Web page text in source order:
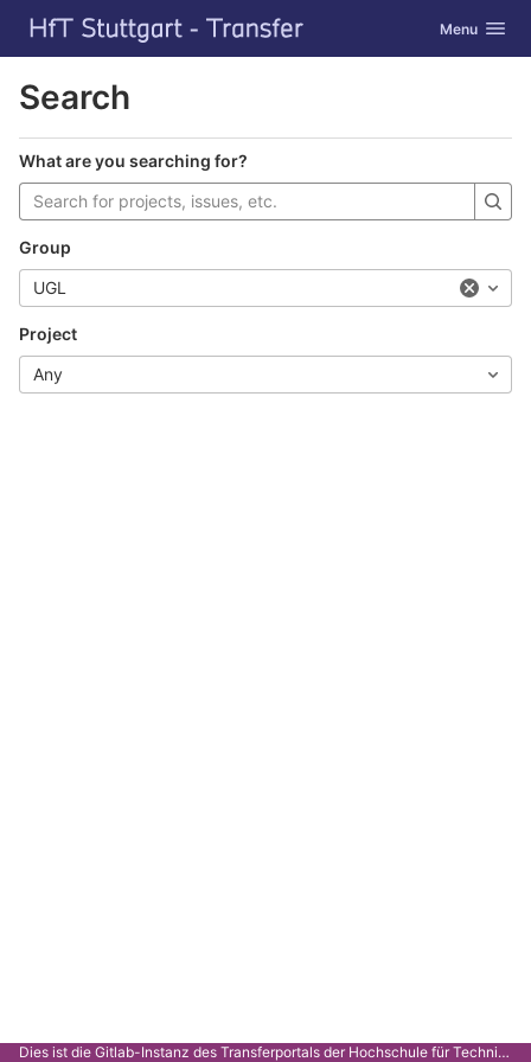
Skip to content
GitLab Toggle
Menu
Search
What are you searching for?
Group
UGL
Project
Any
Dies ist die Gitlab-Instanz des Transferportals der Hochschule für Technik Stuttgart.